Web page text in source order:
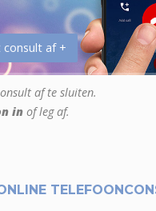
consult af +
af te sluiten.
in of leg af.